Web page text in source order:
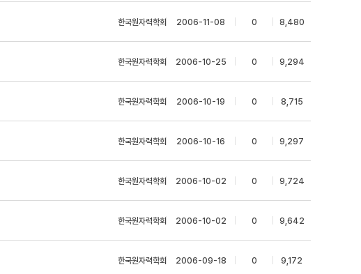
한국원자력학회| 2006-11-08 0 8,480
한국원자력학회| 2006-10-25 0 9,294
한국원자력학회| 2006-10-19 0 8,715
한국원자력학회| 2006-10-16 0 9,297
한국원자력학회| 2006-10-02 0 9,724
한국원자력학회| 2006-10-02 0 9,642
한국원자력학회| 2006-09-18 0 9,172